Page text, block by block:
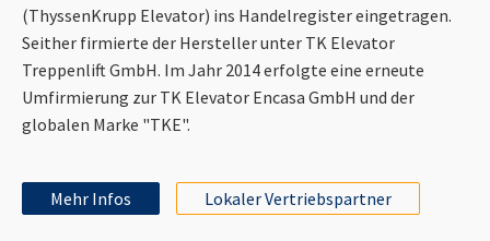
(ThyssenKrupp Elevator) ins Handelregister eingetragen.
Seither firmierte der Hersteller unter TK Elevator
Treppenlift GmbH. Im Jahr 2014 erfolgte eine erneute
Umfirmierung zur TK Elevator Encasa GmbH und der
globalen Marke "TKE".
Mehr Infos Lokaler Vertriebspartner